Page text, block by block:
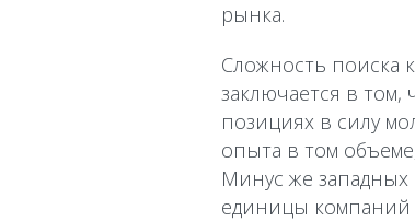
рынка.
Сложность поиска
заключается в
позициях в силу
опыта в том
Минус же западных
единицы компаний